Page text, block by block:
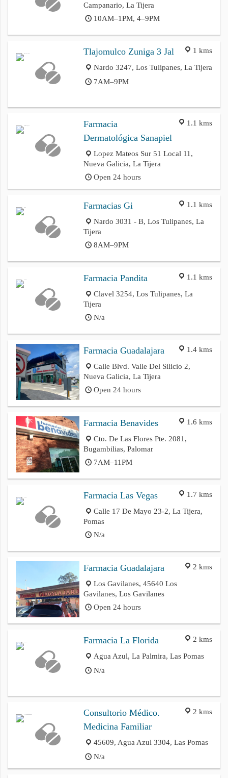
Campanario, La Tijera
10AM–1PM, 4–9PM
1 kms
Tlajomulco Zuniga 3 Jal
Nardo 3247, Los Tulipanes, La Tijera
7AM–9PM
1.1 kms
Farmacia
Dermatológica Sanapiel
Lopez Mateos Sur 51 Local 11,
Nueva Galicia, La Tijera
Open 24 hours
1.1 kms
Farmacias Gi
Nardo 3031 - B, Los Tulipanes, La
Tijera
8AM–9PM
1.1 kms
Farmacia Pandita
Clavel 3254, Los Tulipanes, La
Tijera
N/a
1.4 kms
Farmacia Guadalajara
Calle Blvd. Valle Del Silicio 2,
Nueva Galicia, La Tijera
Open 24 hours
1.6 kms
Farmacia Benavides
Cto. De Las Flores Pte. 2081,
Bugambilias, Palomar
7AM–11PM
1.7 kms
Farmacia Las Vegas
Calle 17 De Mayo 23-2, La Tijera,
Pomas
N/a
2 kms
Farmacia Guadalajara
Los Gavilanes, 45640 Los
Gavilanes, Los Gavilanes
Open 24 hours
2 kms
Farmacia La Florida
Agua Azul, La Palmira, Las Pomas
N/a
2 kms
Consultorio Médico.
Medicina Familiar
45609, Agua Azul 3304, Las Pomas
N/a